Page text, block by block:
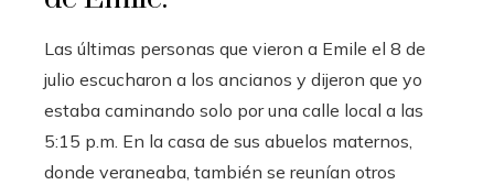
Las últimas personas que vieron a Emile el 8 de
julio escucharon a los ancianos y dijeron que yo
estaba caminando solo por una calle local a las
5:15 p.m. En la casa de sus abuelos maternos,
donde veraneaba, también se reunían otros